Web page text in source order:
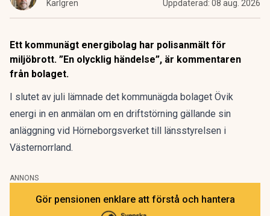
Karlgren
Uppdaterad: 08 aug. 2026
Ett kommunägt energibolag har polisanmält för
miljöbrott. ”En olycklig händelse”, är kommentaren
från bolaget.
I slutet av juli lämnade det kommunägda bolaget Övik
energi in en anmälan om en driftstörning gällande sin
anläggning vid Hörneborgsverket till länsstyrelsen i
Västernorrland.
ANNONS
Gör pensionen enklare att förstå och hantera